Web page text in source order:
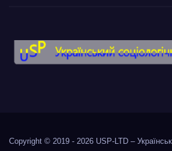
Copyright © 2019 - 2026 USP-LTD –